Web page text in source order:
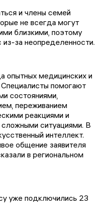
и члены семей
не всегда могут
близкими, поэтому
за неопределенности.
опытных медицинских и
Специалисты помогают
состояниями,
переживанием
реакциями и
ситуациями. В
интеллект.
общение заявителя
в региональном
уже подключились 23